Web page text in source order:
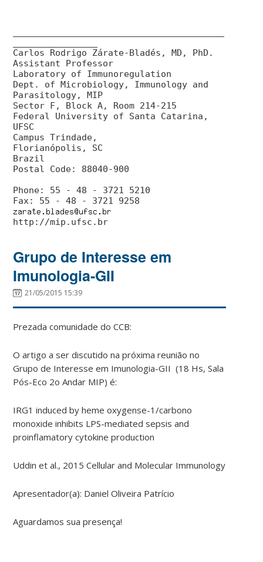
Carlos Rodrigo Zárate-Bladés, MD, PhD.
Assistant Professor
Laboratory of Immunoregulation
Dept. of Microbiology, Immunology and
Parasitology, MIP
Sector F, Block A, Room 214-215
Federal University of Santa Catarina,
UFSC
Campus Trindade,
Florianópolis, SC
Brazil
Postal Code: 88040-900
Phone: 55 - 48 - 3721 5210
Grupo de Interesse em
Imunologia-GII
21/05/2015 15:39
Prezada comunidade do CCB:
O artigo a ser discutido na próxima reunião no
Grupo de Interesse em Imunologia-GII (18 Hs, Sala
Pós-Eco 2o Andar MIP) é:
IRG1 induced by heme oxygense-1/carbono
monoxide inhibits LPS-mediated sepsis and
proinflamatory cytokine production
Uddin et al., 2015 Cellular and Molecular Immunology
Apresentador(a): Daniel Oliveira Patrício
Aguardamos sua presença!